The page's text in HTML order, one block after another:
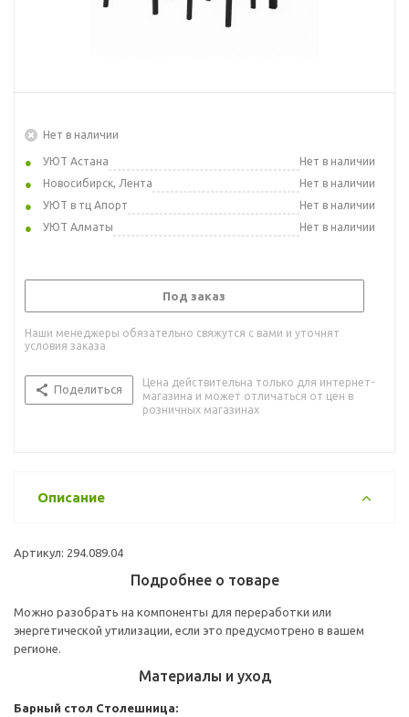
Нет в наличии
УЮТ Астана
Нет в наличии
Новосибирск, Лента
Нет в наличии
УЮТ в тц Апорт
Нет в наличии
УЮТ Алматы
Нет в наличии
Под заказ
Наши менеджеры обязательно свяжутся с вами и уточнят
условия заказа
Поделиться
Цена действительна только для интернет-
магазина и может отличаться от цен в
розничных магазинах
Описание
Артикул: 294.089.04
Подробнее о товаре
Можно разобрать на компоненты для переработки или
энергетической утилизации, если это предусмотрено в вашем
регионе.
Материалы и уход
Барный стол Столешница: